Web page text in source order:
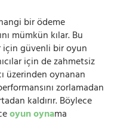
bir ödeme
mümkün kılar. Bu
güvenli bir oyun
için de zahmetsiz
üzerinden oynanan
zorlamadan
kaldırır. Böylece
oyun oynama